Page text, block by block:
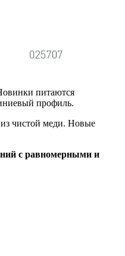
питаются
профиль.
чистой меди. Новые
с равномерными и